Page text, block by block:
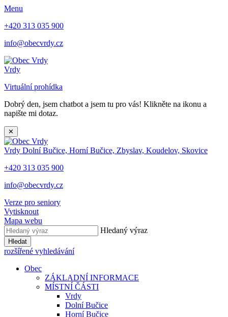
Menu
+420 313 035 900
info@obecvrdy.cz
Vrdy
Virtuální prohídka
Dobrý den, jsem chatbot a jsem tu pro vás! Klikněte na ikonu a
napište mi dotaz.
✕
Vrdy Dolní Bučice, Horní Bučice, Zbyslav, Koudelov, Skovice
+420 313 035 900
info@obecvrdy.cz
Verze pro seniory
Vytisknout
Mapa webu
Hledaný výraz
Hledat
rozšířené vyhledávání
Obec
ZÁKLADNÍ INFORMACE
MÍSTNÍ ČÁSTI
Vrdy
Dolní Bučice
Horní Bučice